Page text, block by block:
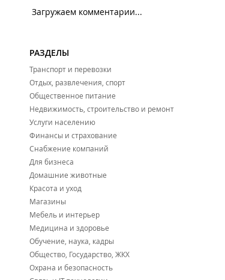
Загружаем комментарии...
РАЗДЕЛЫ
Транспорт и перевозки
Отдых, развлечения, спорт
Общественное питание
Недвижимость, строительство и ремонт
Услуги населению
Финансы и страхование
Снабжение компаний
Для бизнеса
Домашние животные
Красота и уход
Магазины
Мебель и интерьер
Медицина и здоровье
Обучение, наука, кадры
Общество, Государство, ЖКХ
Охрана и безопасность